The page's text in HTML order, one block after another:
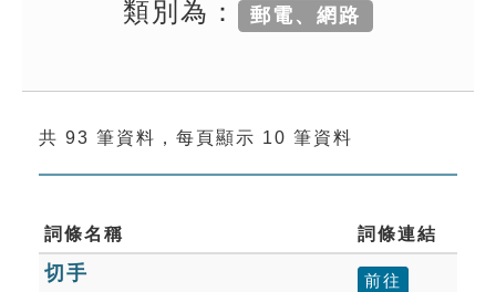
生字詞彙表
成語故事
索引選單
單字索引
生命大百科索引
類別為： 郵電、網路
共 93 筆資料，每頁顯示 10 筆資料
詞條名稱 詞條連結
切手 前往